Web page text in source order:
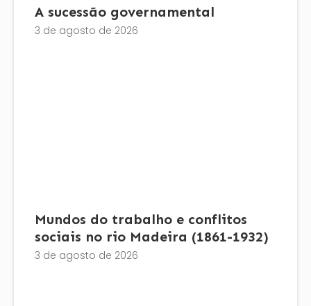
A sucessão governamental
3 de agosto de 2026
Mundos do trabalho e conflitos
sociais no rio Madeira (1861-1932)
3 de agosto de 2026